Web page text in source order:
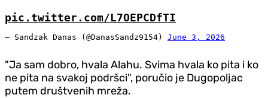
pic.twitter.com/L7OEPCDfTI
— Sandzak Danas (@DanasSandz9154) June 3, 2026
"Ja sam dobro, hvala Alahu. Svima hvala ko pita i ko
ne pita na svakoj podršci", poručio je Dugopoljac
putem društvenih mreža.